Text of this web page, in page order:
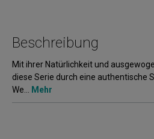
Beschreibung
Mit ihrer Natürlichkeit und
diese Serie durch eine authentische
We… Mehr